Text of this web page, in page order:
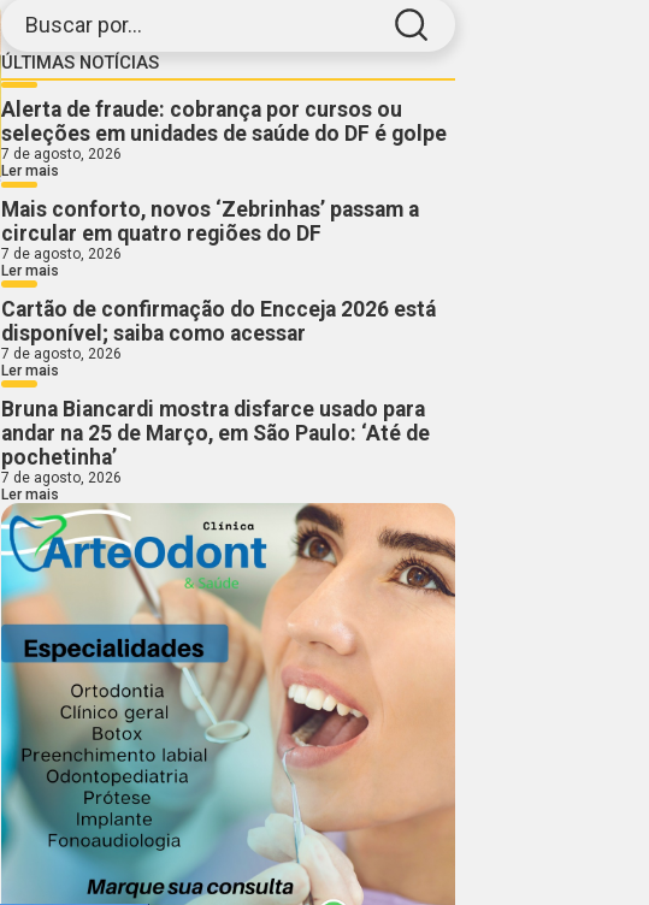
Buscar por...
ÚLTIMAS NOTÍCIAS
Alerta de fraude: cobrança por cursos ou
seleções em unidades de saúde do DF é golpe
7 de agosto, 2026
Ler mais
Mais conforto, novos ‘Zebrinhas’ passam a
circular em quatro regiões do DF
7 de agosto, 2026
Ler mais
Cartão de confirmação do Encceja 2026 está
disponível; saiba como acessar
7 de agosto, 2026
Ler mais
Bruna Biancardi mostra disfarce usado para
andar na 25 de Março, em São Paulo: ‘Até de
pochetinha’
7 de agosto, 2026
Ler mais